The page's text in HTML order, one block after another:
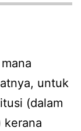
untuk
(dalam
kerana